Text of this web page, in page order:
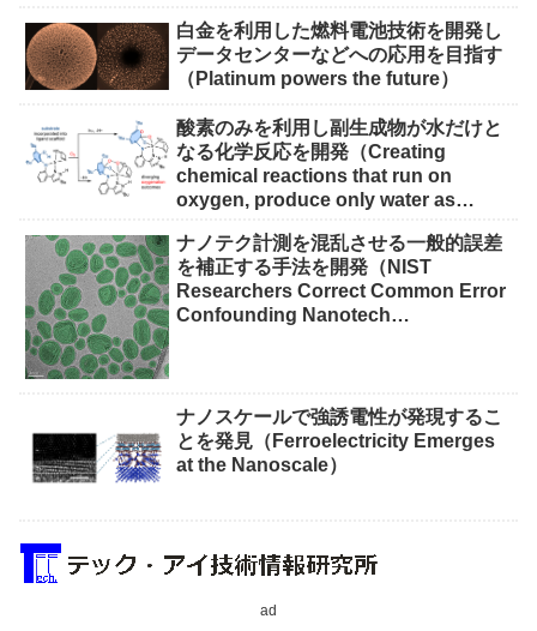
白金を利用した燃料電池技術を開発し
データセンターなどへの応用を目指す
（Platinum powers the future）
酸素のみを利用し副生成物が水だけと
なる化学反応を開発（Creating
chemical reactions that run on
oxygen, produce only water as
ナノテク計測を混乱させる一般的誤差
を補正する手法を開発（NIST
Researchers Correct Common Error
Confounding Nanotech
ナノスケールで強誘電性が発現するこ
とを発見（Ferroelectricity Emerges
at the Nanoscale）
ad